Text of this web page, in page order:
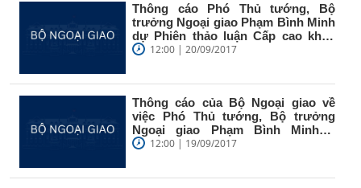
Thông cáo Phó Thủ tướng, Bộ
trưởng Ngoại giao Phạm Bình Minh
dự Phiên thảo luận Cấp cao khóa
72...12:00 | 20/09/2017
Thông cáo của Bộ Ngoại giao về
việc Phó Thủ tướng, Bộ trưởng
Ngoại giao Phạm Bình Minhdự
Phiên...
12:00 | 19/09/2017